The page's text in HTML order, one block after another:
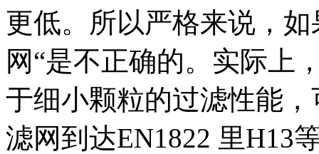
更低。所以严格来说，
网“是不正确的。实际上
于细小颗粒的过滤性能
滤网到达EN1822 里H13